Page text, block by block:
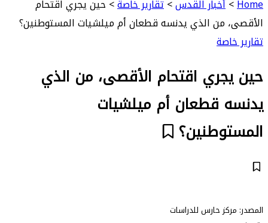
Home
>أخبار القدس>تقارير خاصة> حين يجري اقتحام
الأقصى، من الذي يدنسه قطعان أم ميلشيات المستوطنين؟
تقارير خاصة
حين يجري اقتحام الأقصى، من الذي
يدنسه قطعان أم ميلشيات
المستوطنين؟
المصدر: مركز حارس للدراسات